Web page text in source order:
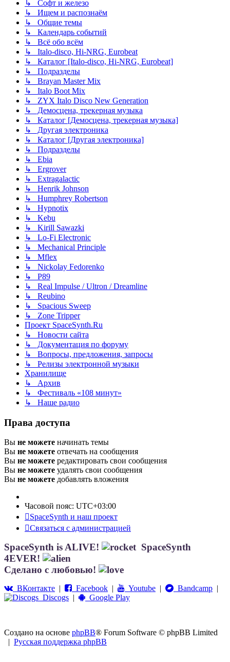
↳ Софт и железо
↳ Ищем и распознаём
↳ Общие темы
↳ Календарь событий
↳ Всё обо всём
↳ Italo-disco, Hi-NRG, Eurobeat
↳ Каталог [Italo-disco, Hi-NRG, Eurobeat]
↳ Подразделы
↳ Brayan Master Mix
↳ Italo Boot Mix
↳ ZYX Italo Disco New Generation
↳ Демосцена, трекерная музыка
↳ Каталог [Демосцена, трекерная музыка]
↳ Другая электроника
↳ Каталог [Другая электроника]
↳ Подразделы
↳ Ebia
↳ Ergrover
↳ Extragalactic
↳ Henrik Johnson
↳ Humphrey Robertson
↳ Hypnotix
↳ Kebu
↳ Kirill Sawazki
↳ Lo-Fi Electronic
↳ Mechanical Principle
↳ Mflex
↳ Nickolay Fedorenko
↳ P89
↳ Real Impulse / Ultron / Dreamline
↳ Reubino
↳ Spacious Sweep
↳ Zone Tripper
Проект SpaceSynth.Ru
↳ Новости сайта
↳ Документация по форуму
↳ Вопросы, предложения, запросы
↳ Релизы электронной музыки
Хранилище
↳ Архив
↳ Фестиваль «108 минут»
↳ Наше радио
Права доступа
Вы не можете начинать темы
Вы не можете отвечать на сообщения
Вы не можете редактировать свои сообщения
Вы не можете удалять свои сообщения
Вы не можете добавлять вложения
Часовой пояс: UTC+03:00
SpaceSynth и наш проект
Связаться с администрацией
SpaceSynth is ALIVE!
SpaceSynth
4EVER!
Сделано с любовью!
ВКонтакте | Facebook | Youtube | Bandcamp |
Discogs | Google Play
Создано на основе phpBB® Forum Software © phpBB Limited
| Русская поддержка phpBB